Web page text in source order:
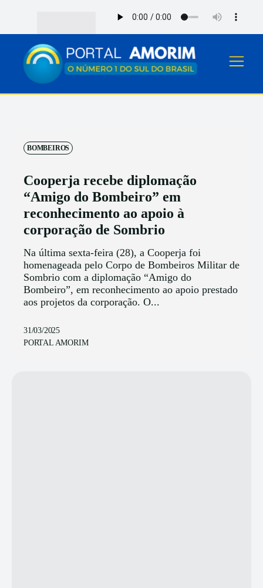
BOMBEIROS
Cooperja recebe diplomação
“Amigo do Bombeiro” em
reconhecimento ao apoio à
corporação de Sombrio
Na última sexta-feira (28), a Cooperja foi
homenageada pelo Corpo de Bombeiros Militar de
Sombrio com a diplomação “Amigo do
Bombeiro”, em reconhecimento ao apoio prestado
aos projetos da corporação. O...
31/03/2025
PORTAL AMORIM